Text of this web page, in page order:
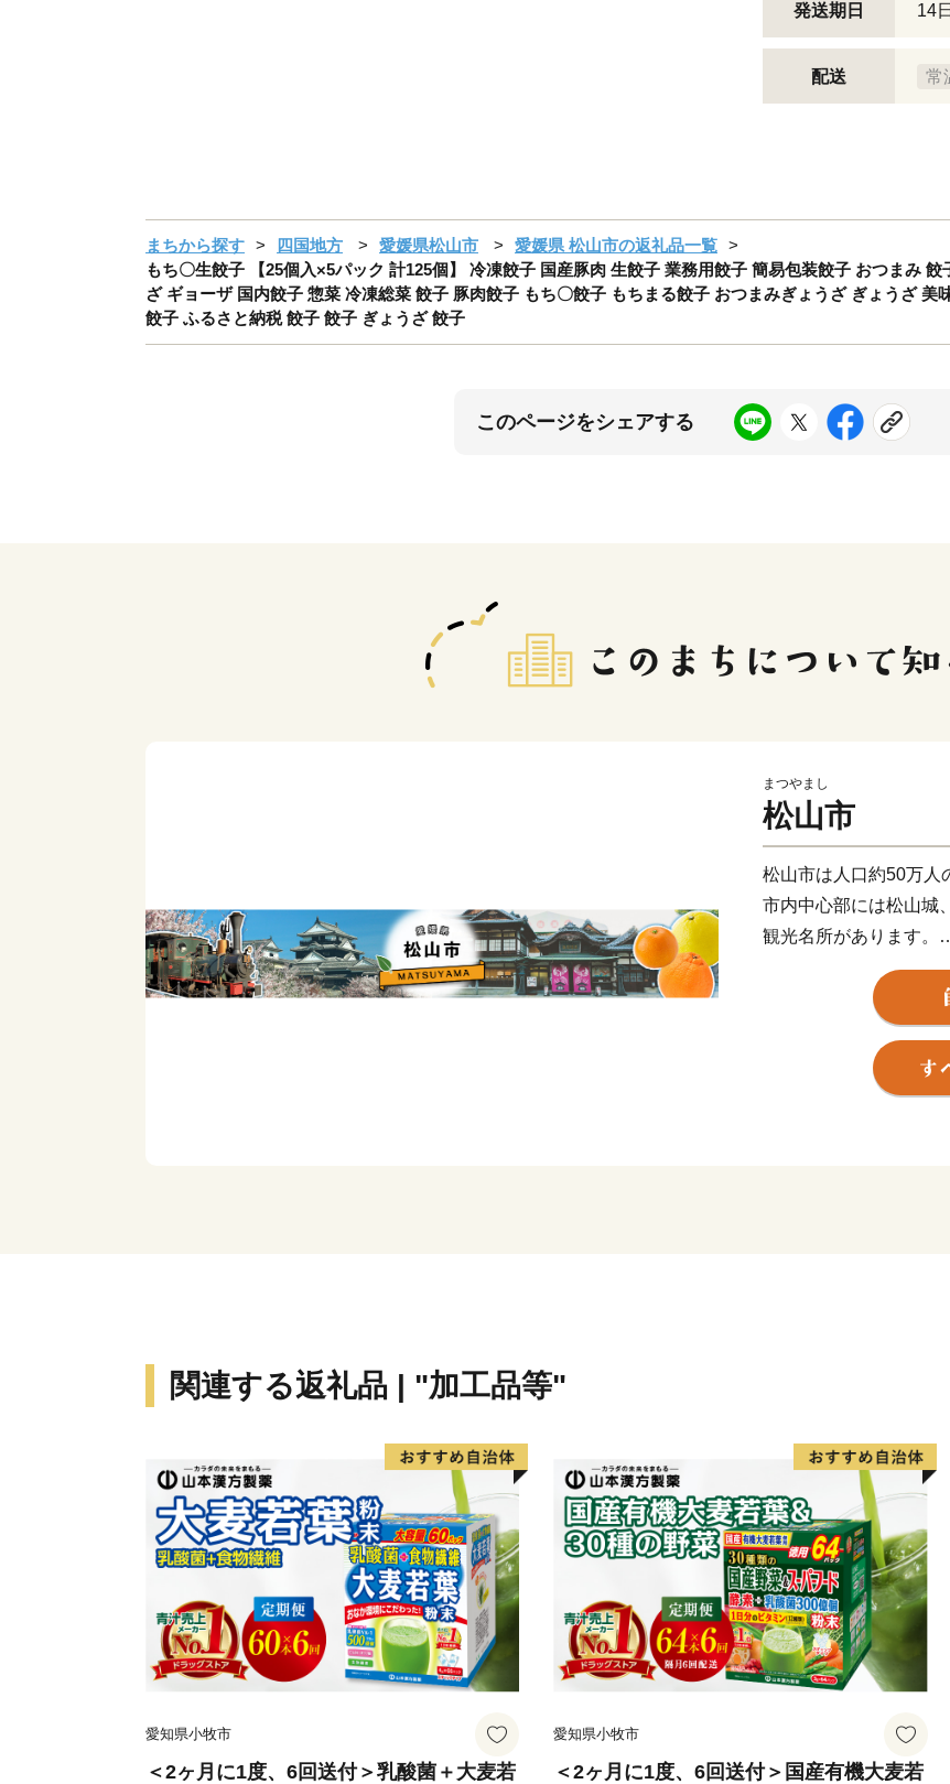
発送期日 14
配送 常
まちから探す 四国地方 愛媛県松山市
愛媛県 松山市の返礼品一覧
もち〇生餃子 【25個入×5パック 計125個】 冷凍餃子 国産豚肉 生餃子 業務用餃子 簡易包装餃子 おつまみ
ざ ギョーザ 国内餃子 惣菜 冷凍総菜 餃子 豚肉餃子 もち〇餃子 もちまる餃子 おつまみぎょうざ ぎょうざ
餃子 ふるさと納税 餃子 餃子 ぎょうざ 餃子
このページをシェアする
まつやまし
松山市
松山市は人口約50万人
市内中心部には松山城
観光名所があります。
また、近代俳句の祖と
関連する返礼品 | "加工品等"
愛知県小牧市
＜2ヶ月に1度、6回送付＞乳酸菌＋大麦若
愛知県小牧市
＜2ヶ月に1度、6回送付＞国産有機大麦若